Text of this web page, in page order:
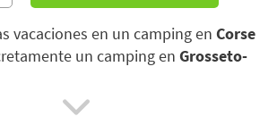
vacaciones en un camping en Corse
un camping en Grosseto-